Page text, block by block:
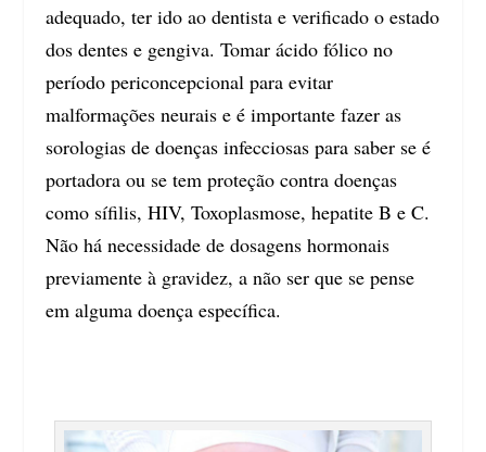
adequado, ter ido ao dentista e verificado o estado
dos dentes e gengiva. Tomar ácido fólico no
período periconcepcional para evitar
malformações neurais e é importante fazer as
sorologias de doenças infecciosas para saber se é
portadora ou se tem proteção contra doenças
como sífilis, HIV, Toxoplasmose, hepatite B e C.
Não há necessidade de dosagens hormonais
previamente à gravidez, a não ser que se pense
em alguma doença específica.